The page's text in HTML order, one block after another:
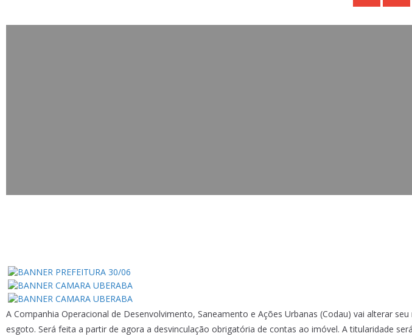
A Companhia Operacional de Desenvolvimento, Saneamento e Ações Urbanas (Codau) vai alterar
esgoto. Será feita a partir de agora a desvinculação obrigatória de contas ao imóvel. A titularidade